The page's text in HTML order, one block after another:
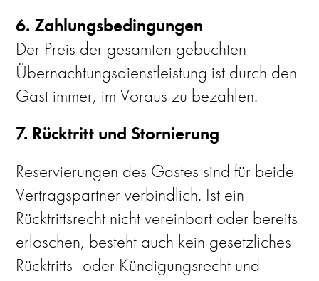
6. Zahlungsbedingungen
Der Preis der gesamten gebuchten
Übernachtungsdienstleistung ist durch den
Gast immer, im Voraus zu bezahlen.
7. Rücktritt und Stornierung
Reservierungen des Gastes sind für beide
Vertragspartner verbindlich. Ist ein
Rücktrittsrecht nicht vereinbart oder bereits
erloschen, besteht auch kein gesetzliches
Rücktritts- oder Kündigungsrecht und